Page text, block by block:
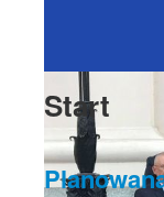
Start